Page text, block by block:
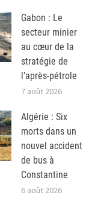
Gabon : Le
secteur minier
au cœur de la
stratégie de
l’après-pétrole
7 août 2026
Algérie : Six
morts dans un
nouvel accident
de bus à
Constantine
6 août 2026